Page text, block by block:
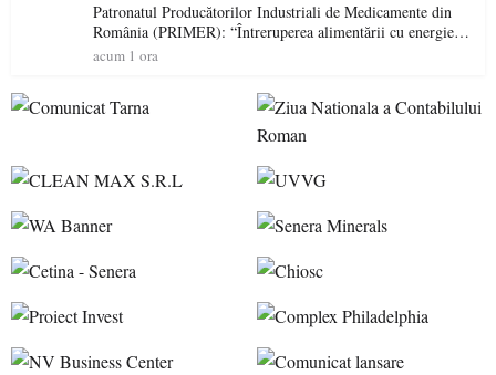
Patronatul Producătorilor Industriali de Medicamente din
România (PRIMER): “Întreruperea alimentării cu energie
electrică a fabricilor de medicamente va pune în pericol
acum 1 ora